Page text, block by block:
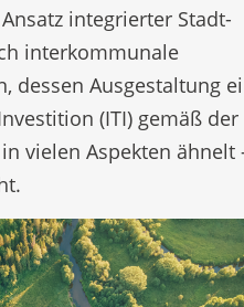
integrierter Stadt-
interkommunale
dessen Ausgestaltung
(ITI) gemäß der
vielen Aspekten ähnelt